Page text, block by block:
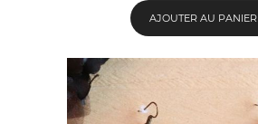
AJOUTER AU PANIER